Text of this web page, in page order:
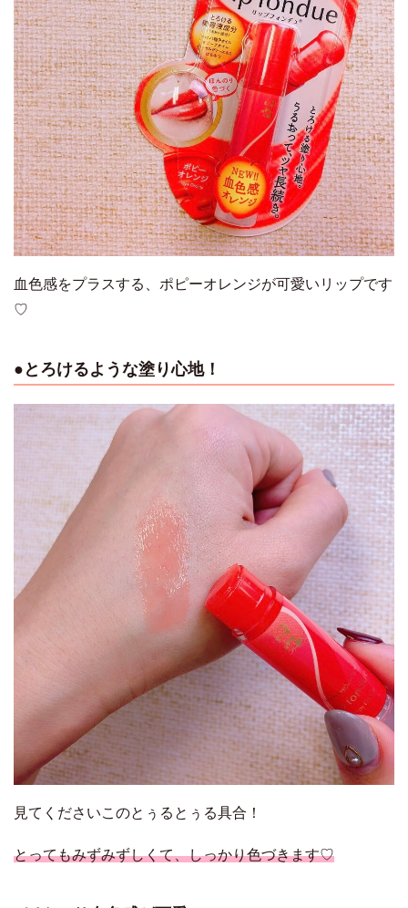
血色感をプラスする、ポピーオレンジが可愛いリップです
♡
●とろけるような塗り心地！
見てくださいこのとぅるとぅる具合！
とってもみずみずしくて、しっかり色づきます♡